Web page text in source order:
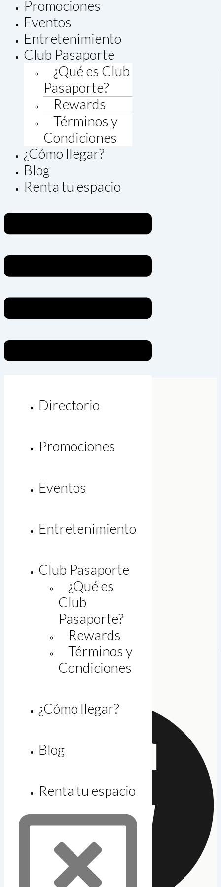
Promociones
Eventos
Entretenimiento
Club Pasaporte
¿Qué es Club
Pasaporte?
Rewards
Términos y
Condiciones
¿Cómo llegar?
Blog
Renta tu espacio
Directorio
Promociones
Eventos
Entretenimiento
Club Pasaporte
¿Qué es
Club
Pasaporte?
Rewards
Términos y
Condiciones
¿Cómo llegar?
Blog
Renta tu espacio
Legal
Bolsa de trabajo